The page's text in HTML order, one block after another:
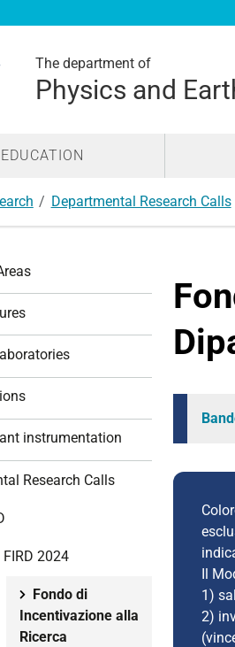
The department of
Physics and
EDUCATION
Departmental Research Calls
Il
1)
2)
instrumentation
Research Calls
FIRD 2024
Fondo di
Incentivazione alla
Ricerca